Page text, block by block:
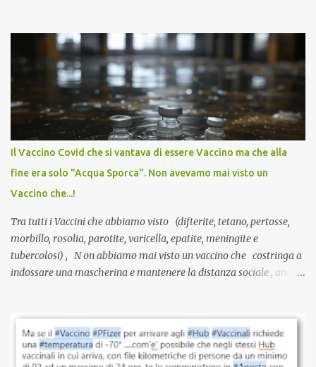
pandemia. Un interrogativo che dovrebbe scuotere chiunque abbia
ancora il coraggio di pensare con la propria testa. Per il vaccino
anti-Covid, un pro-farmaco, con autorizzazione condizionata,
sviluppato in tempi record, con tecnologie mai utilizzate prima su
larga scala, ancora oggetto di studio e di discussione
internazionale serve solo una firma. La tua. Lo si somministra
anche a persone sane, giovani, senza fattori di rischio, spesso già
serve una prescrizione. Non c’è diagnosi. Non c’è presa in carico.
L’unico atto richiesto è una fi...
Il Vaccino Covid che si vantava di essere Vaccino ma che alla
fine era solo "Acqua Sporca". Non avevamo mai visto un
Vaccino che...!
Tra tutti i Vaccini che abbiamo visto (difterite, tetano, pertosse,
morbillo, rosolia, parotite, varicella, epatite, meningite e
tubercolosi) , N on abbiamo mai visto un vaccino che costringa a
indossare una mascherina e mantenere la distanza sociale , anche
sconti, incentivi per vaccinarsi. Non avevamo mai visto
discriminazioni per coloro che non l’hanno fatto. Se non sei stato